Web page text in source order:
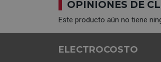
OPINIONES DE
Este producto aún no tiene
ELECTROCOSTO